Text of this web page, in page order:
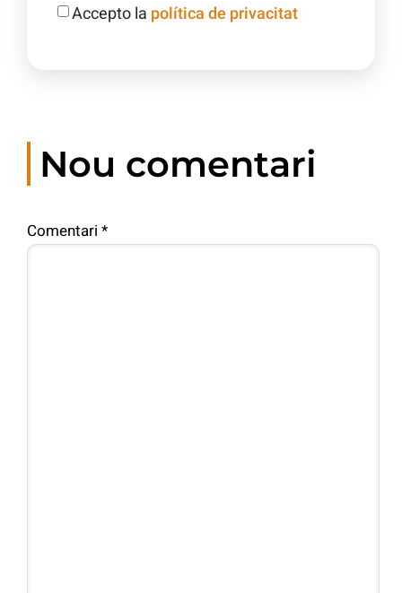
Accepto la política de privacitat
Nou comentari
Comentari *